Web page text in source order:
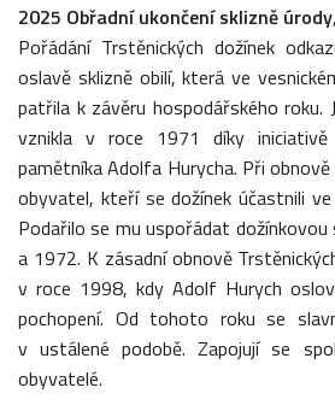
2025 Obřadní ukončení sklizně úrody,
Pořádání Trstěnických dožínek
oslavě sklizně obilí, která ve
patřila k závěru hospodářského roku.
vznikla v roce 1971 díky
pamětníka Adolfa Hurycha. Při
obyvatel, kteří se dožínek účastnili
Podařilo se mu uspořádat
a 1972. K zásadní obnově
v roce 1998, kdy Adolf Hurych
pochopení. Od tohoto roku se
v ustálené podobě. Zapojují se
obyvatelé.